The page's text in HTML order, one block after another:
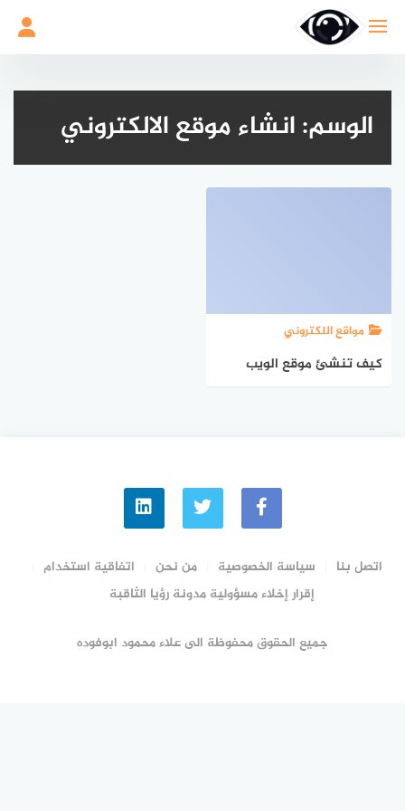
الوسم:انشاء موقع الالكتروني
مواقع اللكتروني
كيف تنشئ موقع الويب
اتصل بنا سياسة الخصوصية من نحن
اتفاقية استخدام
إقرار إخلاء مسؤولية مدونة رؤيا الثاقبة
جميع الحقوق محفوظة الى علاء محمود ابوفوده